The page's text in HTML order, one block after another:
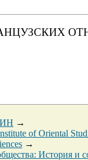
→
of Oriental
→
и современность. - № 4. - 31